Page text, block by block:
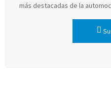
más destacadas de la